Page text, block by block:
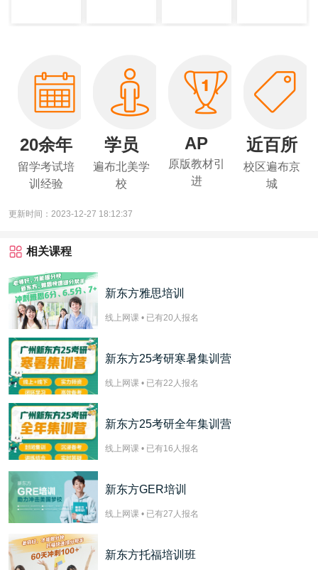
20余年
留学考试培
训经验
学员
遍布北美学
校
AP
原版教材引
进
近百所
校区遍布京
城
更新时间：2023-12-27 18:12:37
相关课程
新东方雅思培训
线上网课 • 已有20 人报名
新东方25考研寒暑集训营
线上网课 • 已有22 人报名
新东方25考研全年集训营
线上网课 • 已有16 人报名
新东方GER培训
线上网课 • 已有27 人报名
新东方托福培训班